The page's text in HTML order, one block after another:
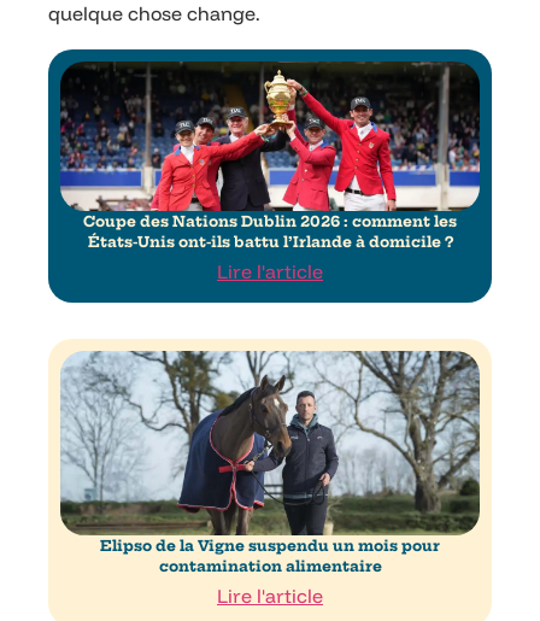
quelque chose change.
Coupe des Nations Dublin 2026 : comment les
États-Unis ont-ils battu l’Irlande à domicile ?
Lire l'article
Elipso de la Vigne suspendu un mois pour
contamination alimentaire
Lire l'article